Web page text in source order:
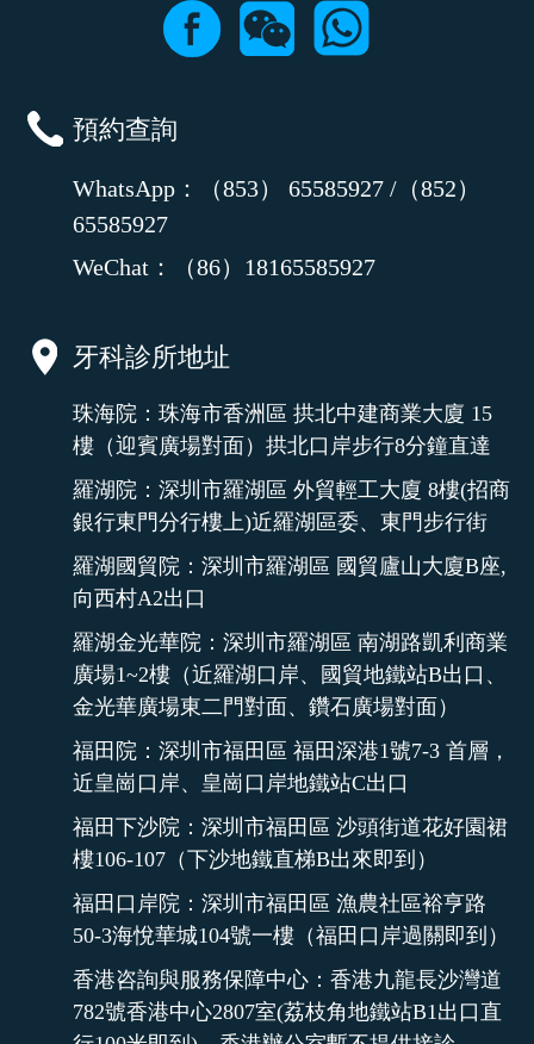
預約查詢
WhatsApp：（853） 65585927 /（852）
65585927
WeChat：（86）18165585927
牙科診所地址
珠海院：珠海市香洲區 拱北中建商業大廈 15
樓（迎賓廣場對面）拱北口岸步行8分鐘直達
羅湖院：深圳市羅湖區 外貿輕工大廈 8樓(招商
銀行東門分行樓上)近羅湖區委、東門步行街
羅湖國貿院：深圳市羅湖區 國貿廬山大廈B座,
向西村A2出口
羅湖金光華院：深圳市羅湖區 南湖路凱利商業
廣場1~2樓（近羅湖口岸、國貿地鐵站B出口、
金光華廣場東二門對面、鑽石廣場對面）
福田院：深圳市福田區 福田深港1號7-3 首層，
近皇崗口岸、皇崗口岸地鐵站C出口
福田下沙院：深圳市福田區 沙頭街道花好園裙
樓106-107（下沙地鐵直梯B出來即到）
福田口岸院：深圳市福田區 漁農社區裕亨路
50-3海悅華城104號一樓（福田口岸過關即到）
香港咨詢與服務保障中心：香港九龍長沙灣道
782號香港中心2807室(荔枝角地鐵站B1出口直